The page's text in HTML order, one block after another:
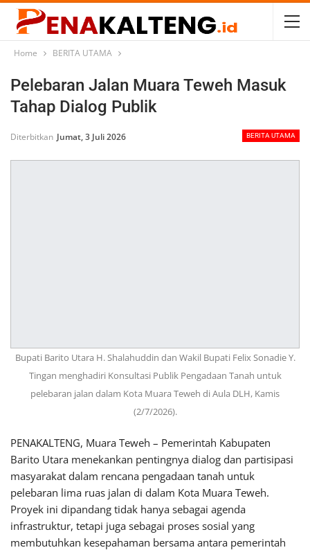
Home BERITA UTAMA
Pelebaran Jalan Muara Teweh Masuk
Tahap Dialog Publik
BERITA UTAMA
Diterbitkan Jumat, 3 Juli 2026
Bupati Barito Utara H. Shalahuddin dan Wakil Bupati Felix Sonadie Y.
Tingan menghadiri Konsultasi Publik Pengadaan Tanah untuk
pelebaran jalan dalam Kota Muara Teweh di Aula DLH, Kamis
(2/7/2026).
PENAKALTENG, Muara Teweh – Pemerintah Kabupaten
Barito Utara menekankan pentingnya dialog dan partisipasi
masyarakat dalam rencana pengadaan tanah untuk
pelebaran lima ruas jalan di dalam Kota Muara Teweh.
Proyek ini dipandang tidak hanya sebagai agenda
infrastruktur, tetapi juga sebagai proses sosial yang
membutuhkan kesepahaman bersama antara pemerintah